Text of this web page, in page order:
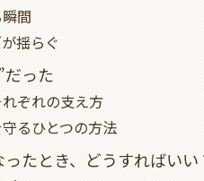
間
揺らぐ
だった
ぞれの支え方
るひとつの方法
たとき、どうすればいい